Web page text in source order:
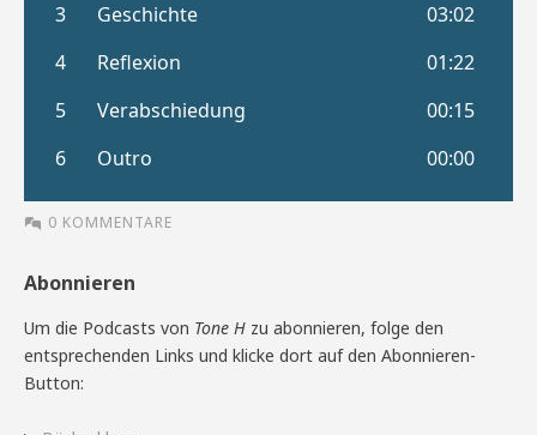
0 KOMMENTARE
Abonnieren
Um die Podcasts von Tone H zu abonnieren, folge den
entsprechenden Links und klicke dort auf den Abonnieren-
Button: